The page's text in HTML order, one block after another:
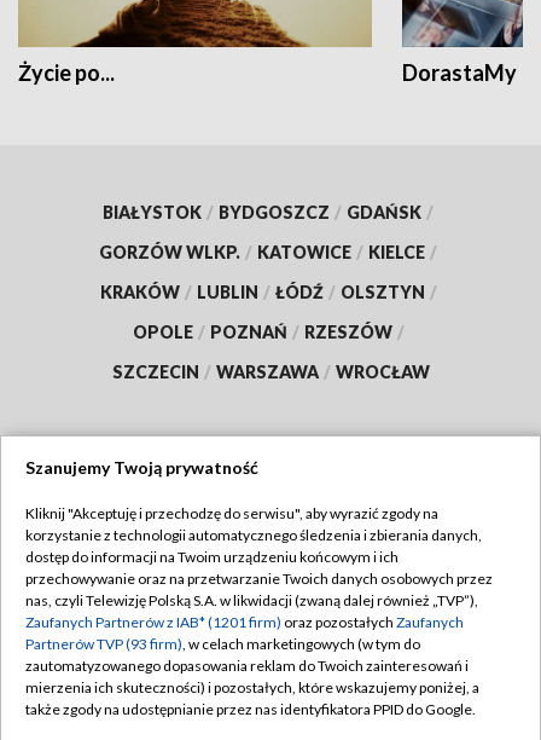
Życie po... DorastaMy
BIAŁYSTOK / BYDGOSZCZ / GDAŃSK /
GORZÓW WLKP. / KATOWICE / KIELCE /
KRAKÓW / LUBLIN / ŁÓDŹ / OLSZTYN /
OPOLE / POZNAŃ / RZESZÓW /
SZCZECIN / WARSZAWA / WROCŁAW
TVP
Abonament TVP
Emisja w TVP
Centrum informacji TVP
Naziemna Telewizja Cyfrowa
Regulamin TVP
Polityka prywatności
Moje zgody
Pomoc
Szanujemy Twoją prywatność
Kliknij "Akceptuję i przechodzę do serwisu", aby wyrazić zgody na
korzystanie z technologii automatycznego śledzenia i zbierania danych,
dostęp do informacji na Twoim urządzeniu końcowym i ich
przechowywanie oraz na przetwarzanie Twoich danych osobowych przez
nas, czyli Telewizję Polską S.A. w likwidacji (zwaną dalej również „TVP”),
Zaufanych Partnerów z IAB* (1201 firm) oraz pozostałych Zaufanych
Partnerów TVP (93 firm), w celach marketingowych (w tym do
zautomatyzowanego dopasowania reklam do Twoich zainteresowań i
mierzenia ich skuteczności) i pozostałych, które wskazujemy poniżej, a
także zgody na udostępnianie przez nas identyfikatora PPID do Google.